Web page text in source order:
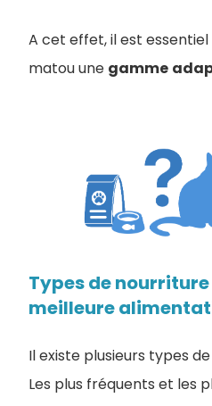
A cet effet, il est
matou une gamme
Types de
meilleure
Il existe plusieurs types
Les plus fréquents et les